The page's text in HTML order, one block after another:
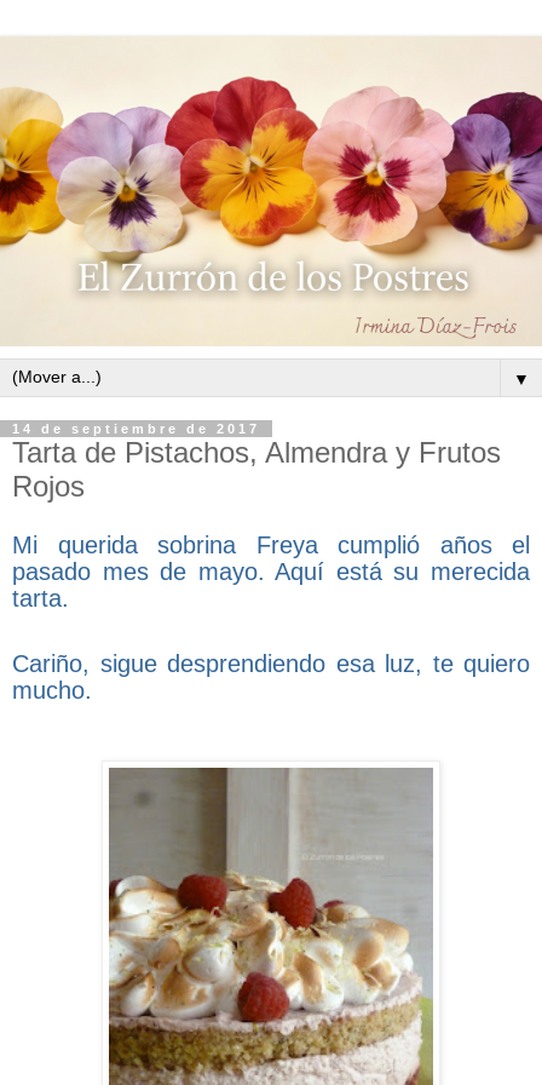
▼
14 de septiembre de 2017
Tarta de Pistachos, Almendra y Frutos
Rojos
Mi querida sobrina Freya cumplió años el
pasado mes de mayo. Aquí está su merecida
tarta.
Cariño, sigue desprendiendo esa luz, te quiero
mucho.